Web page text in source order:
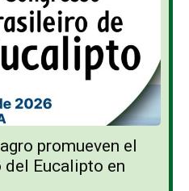
promueven el
del Eucalipto en